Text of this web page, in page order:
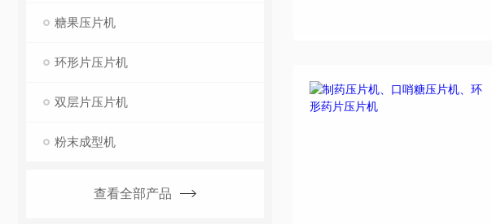
糖果压片机
环形片压片机
双层片压片机
粉末成型机
查看全部产品